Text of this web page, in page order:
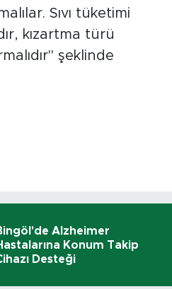
Sıvı tüketimi
kızartma türü
şeklinde
Alzheimer
Konum Takip
Desteği